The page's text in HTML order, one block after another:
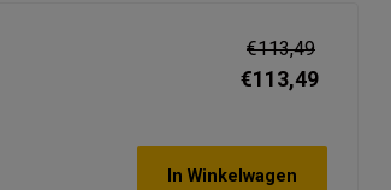
€113,49
€113,49
In Winkelwagen